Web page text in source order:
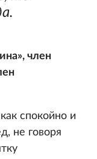
член
спокойно и
не говоря